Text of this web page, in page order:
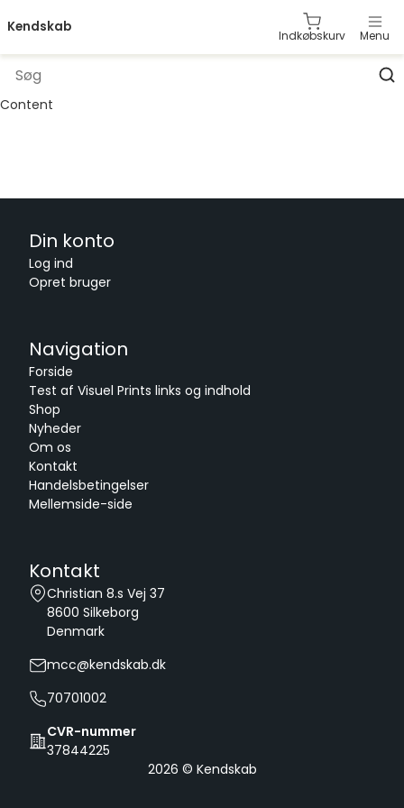
Kendskab
Category: 1 Category: 2 Category: 3 Category: 4
Category: 5Adgangskode *
Indkøbskurv Menu
Content
Din konto
Log ind
Opret bruger
Navigation
Forside
Test af Visuel Prints links og indhold
Shop
Nyheder
Om os
Kontakt
Handelsbetingelser
Mellemside-side
Kontakt
Christian 8.s Vej 37
8600 Silkeborg
Denmark
mcc@kendskab.dk
70701002
CVR-nummer
37844225
2026 © Kendskab